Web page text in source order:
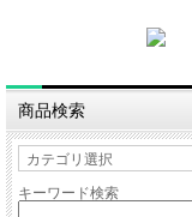
商品検索
キーワード検索